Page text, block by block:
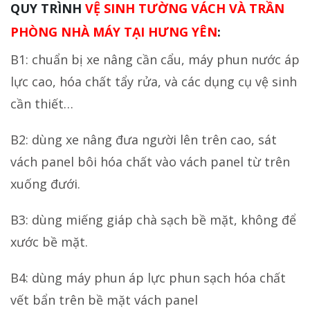
QUY TRÌNH VỆ SINH TƯỜNG VÁCH VÀ TRẦN
PHÒNG NHÀ MÁY TẠI HƯNG YÊN:
B1: chuẩn bị xe nâng cần cẩu, máy phun nước áp
lực cao, hóa chất tẩy rửa, và các dụng cụ vệ sinh
cần thiết…
B2: dùng xe nâng đưa người lên trên cao, sát
vách panel bôi hóa chất vào vách panel từ trên
xuống đưới.
B3: dùng miếng giáp chà sạch bề mặt, không để
xước bề mặt.
B4: dùng máy phun áp lực phun sạch hóa chất
vết bẩn trên bề mặt vách panel